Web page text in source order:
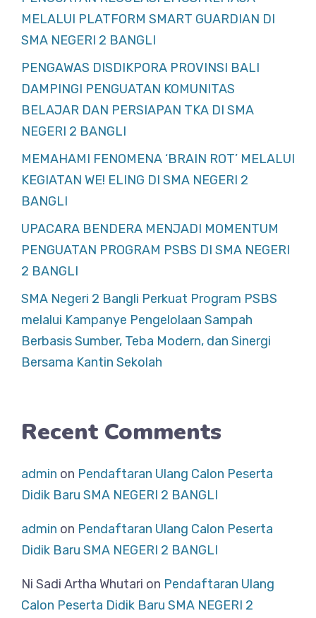
MELALUI PLATFORM SMART GUARDIAN DI
SMA NEGERI 2 BANGLI
PENGAWAS DISDIKPORA PROVINSI BALI
DAMPINGI PENGUATAN KOMUNITAS
BELAJAR DAN PERSIAPAN TKA DI SMA
NEGERI 2 BANGLI
MEMAHAMI FENOMENA ‘BRAIN ROT’ MELALUI
KEGIATAN WE! ELING DI SMA NEGERI 2
BANGLI
UPACARA BENDERA MENJADI MOMENTUM
PENGUATAN PROGRAM PSBS DI SMA NEGERI
2 BANGLI
SMA Negeri 2 Bangli Perkuat Program PSBS
melalui Kampanye Pengelolaan Sampah
Berbasis Sumber, Teba Modern, dan Sinergi
Bersama Kantin Sekolah
Recent Comments
admin on Pendaftaran Ulang Calon Peserta
Didik Baru SMA NEGERI 2 BANGLI
admin on Pendaftaran Ulang Calon Peserta
Didik Baru SMA NEGERI 2 BANGLI
Ni Sadi Artha Whutari on Pendaftaran Ulang
Calon Peserta Didik Baru SMA NEGERI 2